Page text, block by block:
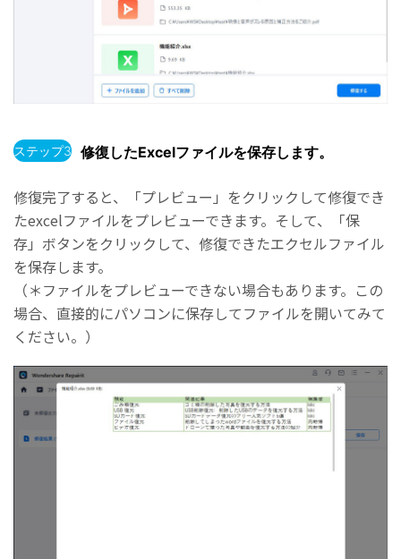
ステップ3 修復したExcelファイルを保存します。
修復完了すると、「プレビュー」をクリックして修復でき
たexcelファイルをプレビューできます。そして、「保
存」ボタンをクリックして、修復できたエクセルファイル
を保存します。
（＊ファイルをプレビューできない場合もあります。この
場合、直接的にパソコンに保存してファイルを開いてみて
ください。）